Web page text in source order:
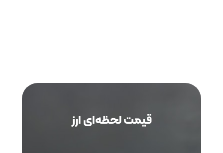
قیمت لحظه‌ای ارز